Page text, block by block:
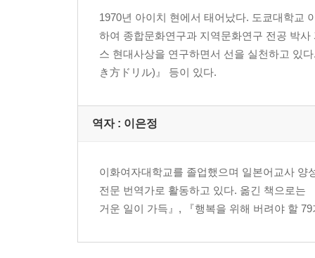
1970년 아이치 현에서 태어났다. 도쿄대학교
하여 종합문화연구과 지역문화연구 전공 박
스 현대사상을 연구하면서 선을 실천하고 있
き方ドリル)』 등이 있다.
역자 : 이은정
이화여자대학교를 졸업했으며 일본어교사
전문 번역가로 활동하고 있다. 옮긴 책으로는
거운 일이 가득』, 『행복을 위해 버려야 할